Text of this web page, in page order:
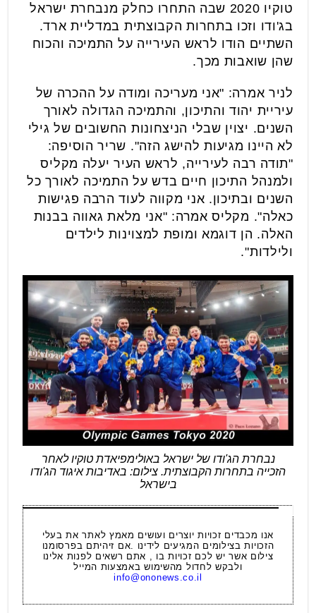
טוקיו 2020 שבה התחרו כחלק מנבחרת ישראל
בג'ודו וזכו בתחרות הקבוצתית במדליית ארד.
השתיים הודו לראש העירייה על התמיכה והכוח
שהן שואבות מכך.
לניר אמרה: "אני מעריכה ומודה על ההכרה של
עיריית יהוד והתיכון, והתמיכה הגדולה לאורך
השנים. יצוין שבלי הניצחונות החשובים של גילי
לא היינו מגיעות להישג הזה". שריר הוסיפה:
"תודה רבה לעירייה, לראש העיר יעלה מקליס
ולמנהל התיכון חיים בדש על התמיכה לאורך כל
השנים ובתיכון. אני מקווה לעוד הרבה פגישות
כאלה". מקליס אמרה: "אני מלאת גאווה בבנות
האלה. הן דוגמא ומופת למצוינות לילדים
ולילדות".
נבחרת הג'ודו של ישראל באולימפיאדת טוקיו לאחר
הזכייה בתחרות הקבוצתית. צילום: באדיבות איגוד הג'ודו
בישראל
אנו מכבדים זכויות יוצרים ועושים מאמץ לאתר את בעלי
הזכויות בצילומים המגיעים לידינו .אם זיהיתם בפרסומנו
צילום אשר יש לכם זכויות בו , אתם רשאים לפנות אלינו
ולבקש לחדול מהשימוש באמצעות המייל
info@ononews.co.il